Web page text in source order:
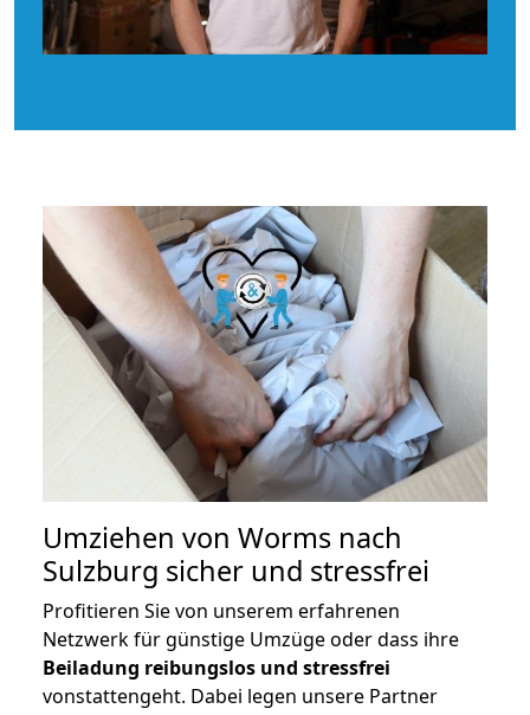
Umziehen von Worms nach
Sulzburg sicher und stressfrei
Profitieren Sie von unserem erfahrenen
Netzwerk für günstige Umzüge oder dass ihre
Beiladung reibungslos und stressfrei
vonstattengeht. Dabei legen unsere Partner